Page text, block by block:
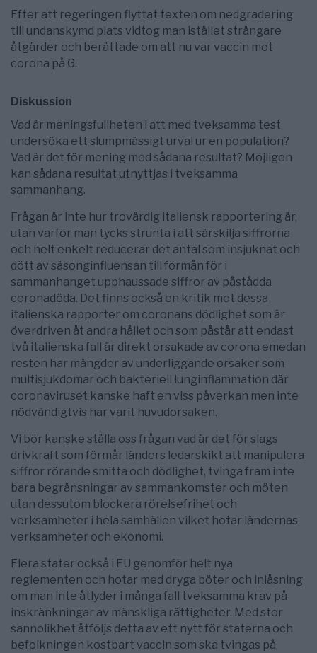
Efter att regeringen flyttat texten om nedgradering
till undanskymd plats vidtog man istället strängare
åtgärder och berättade om att nu var vaccin mot
corona på G.
Diskussion
Vad är meningsfullheten i att med tveksamma test
undersöka ett slumpmässigt urval ur en population?
Vad är det för mening med sådana resultat? Möjligen
kan sådana resultat utnyttjas i tveksamma
sammanhang.
Frågan är inte hur trovärdig italiensk rapportering är,
utan varför man tycks strunta i att särskilja siffrorna
och helt enkelt reducerar det antal som insjuknat och
dött av säsonginfluensan till förmån för i
sammanhanget upphaussade siffror av påstådda
coronadöda. Det finns också en kritik mot dessa
italienska rapporter om coronans dödlighet som är
överdriven åt andra hållet och som påstår att endast
två italienska fall är direkt orsakade av corona emedan
resten har mängder av underliggande orsaker som
multisjukdomar och bakteriell lunginflammation där
coronaviruset kanske haft en viss påverkan men inte
nödvändigtvis har varit huvudorsaken.
Vi bör kanske ställa oss frågan vad är det för slags
drivkraft som förmår länders ledarskikt att manipulera
siffror rörande smitta och dödlighet, tvinga fram inte
bara begränsningar av sammankomster och möten
utan dessutom blockera rörelsefrihet och
verksamheter i hela samhällen vilket hotar ländernas
verksamheter och ekonomi.
Flera stater också i EU genomför helt nya
reglementen och hotar med dryga böter och inlåsning
om man inte åtlyder i många fall tveksamma krav på
inskränkningar av mänskliga rättigheter. Med stor
sannolikhet åtföljs detta av ett nytt för staterna och
befolkningen kostbart vaccin som ska tvingas på